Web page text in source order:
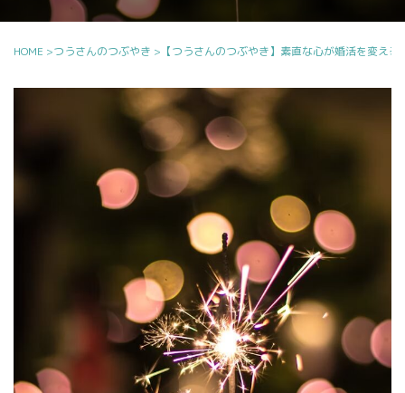
HOME >つうさんのつぶやき > 【つうさんのつぶやき】素直な心が婚活を変え